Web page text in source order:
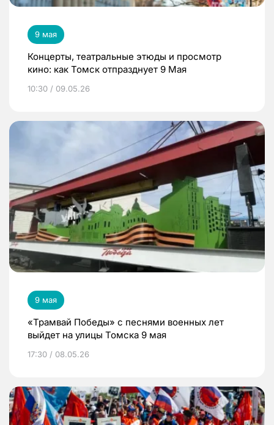
9 мая
Концерты, театральные этюды и просмотр
кино: как Томск отпразднует 9 Мая
10:30 / 09.05.26
9 мая
«Трамвай Победы» с песнями военных лет
выйдет на улицы Томска 9 мая
17:30 / 08.05.26